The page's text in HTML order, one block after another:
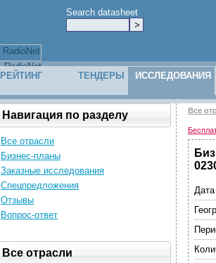
Search datasheet
РЕЙТИНГ ТЕНДЕРЫ ИССЛЕДОВАНИЯ
Навигация по разделу
Все отрасли
Бизнес-планы
Заказные исследования
Спецпредложения
Отзывы
Вопрос-ответ
Все отрасли
Все